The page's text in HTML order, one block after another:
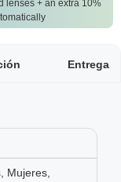
lenses + an extra 10%
Entrega
Mujeres,